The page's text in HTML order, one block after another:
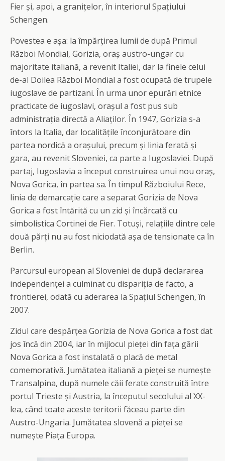
Fier și, apoi, a granițelor, în interiorul Spațiului
Schengen.
Povestea e așa: la împărțirea lumii de după Primul
Război Mondial, Gorizia, oraș austro-ungar cu
majoritate italiană, a revenit Italiei, dar la finele celui
de-al Doilea Război Mondial a fost ocupată de trupele
iugoslave de partizani. În urma unor epurări etnice
practicate de iugoslavi, orașul a fost pus sub
administrația directă a Aliaților. În 1947, Gorizia s-a
întors la Italia, dar localitățile înconjurătoare din
partea nordică a orașului, precum și linia ferată și
gara, au revenit Sloveniei, ca parte a Iugoslaviei. După
partaj, Iugoslavia a început construirea unui nou oraș,
Nova Gorica, în partea sa. În timpul Războiului Rece,
linia de demarcație care a separat Gorizia de Nova
Gorica a fost întărită cu un zid și încărcată cu
simbolistica Cortinei de Fier. Totuși, relațiile dintre cele
două părți nu au fost niciodată așa de tensionate ca în
Berlin.
Parcursul european al Sloveniei de după declararea
independenței a culminat cu dispariția de facto, a
frontierei, odată cu aderarea la Spațiul Schengen, în
2007.
Zidul care despărțea Gorizia de Nova Gorica a fost dat
jos încă din 2004, iar în mijlocul pieței din fața gării
Nova Gorica a fost instalată o placă de metal
comemorativă. Jumătatea italiană a pieței se numește
Transalpina, după numele căii ferate construită între
portul Trieste și Austria, la începutul secolului al XX-
lea, când toate aceste teritorii făceau parte din
Austro-Ungaria. Jumătatea slovenă a pieței se
numește Piața Europa.